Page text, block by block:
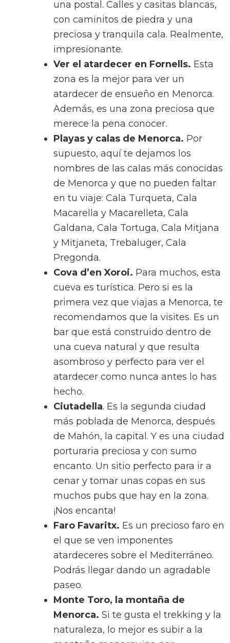
una postal. Calles y casitas blancas,
con caminitos de piedra y una
preciosa y tranquila cala. Realmente,
impresionante.
Ver el atardecer en Fornells. Esta
zona es la mejor para ver un
atardecer de ensueño en Menorca.
Además, es una zona preciosa que
merece la pena conocer.
Playas y calas de Menorca. Por
supuesto, aquí te dejamos los
nombres de las calas más conocidas
de Menorca y que no pueden faltar
en tu viaje: Cala Turqueta, Cala
Macarella y Macarelleta, Cala
Galdana, Cala Tortuga, Cala Mitjana
y Mitjaneta, Trebaluger, Cala
Pregonda.
Cova d’en Xoroi. Para muchos, esta
cueva es turística. Pero si es la
primera vez que viajas a Menorca, te
recomendamos que la visites. Es un
bar que está construido dentro de
una cueva natural y que resulta
asombroso y perfecto para ver el
atardecer como nunca antes lo has
hecho.
Ciutadella. Es la segunda ciudad
más poblada de Menorca, después
de Mahón, la capital. Y es una ciudad
porturaria preciosa y con sumo
encanto. Un sitio perfecto para ir a
cenar y tomar unas copas en sus
muchos pubs que hay en la zona.
¡Nos encanta!
Faro Favaritx. Es un precioso faro en
el que se ven imponentes
atardeceres sobre el Mediterráneo.
Podrás llegar dando un agradable
paseo.
Monte Toro, la montaña de
Menorca. Si te gusta el trekking y la
naturaleza, lo mejor es subir a la